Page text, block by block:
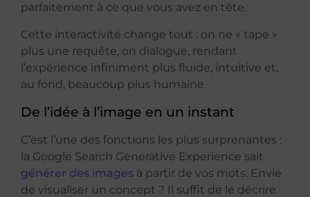
parfaitement à ce que vous avez en tête.
Cette interactivité change tout : on ne « tape »
plus une requête, on dialogue, rendant
l’expérience infiniment plus fluide, intuitive et,
au fond, beaucoup plus humaine.
De l’idée à l’image en un instant
C’est l’une des fonctions les plus surprenantes :
la Google Search Generative Experience sait
générer des images à partir de vos mots. Envie
de visualiser un concept ? Il suffit de le décrire.